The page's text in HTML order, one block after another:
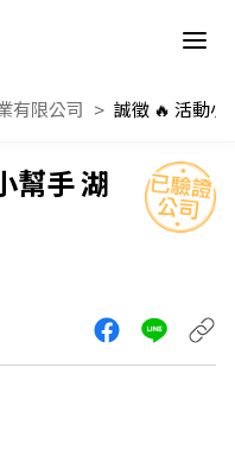
有限公司 誠徵 🔥 活動小
幫手 湖